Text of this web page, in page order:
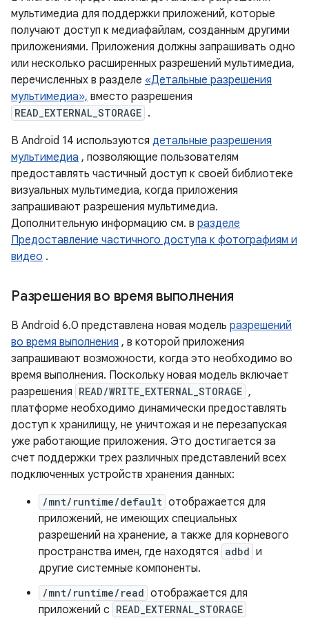
мультимедиа для поддержки приложений, которые
получают доступ к медиафайлам, созданным другими
приложениями. Приложения должны запрашивать одно
или несколько расширенных разрешений мультимедиа,
перечисленных в разделе «Детальные разрешения
мультимедиа», вместо разрешения
READ_EXTERNAL_STORAGE .
В Android 14 используются детальные разрешения
мультимедиа , позволяющие пользователям
предоставлять частичный доступ к своей библиотеке
визуальных мультимедиа, когда приложения
запрашивают разрешения мультимедиа.
Дополнительную информацию см. в разделе
Предоставление частичного доступа к фотографиям и
видео .
Разрешения во время выполнения
В Android 6.0 представлена ​​новая модель разрешений
во время выполнения , в которой приложения
запрашивают возможности, когда это необходимо во
время выполнения. Поскольку новая модель включает
разрешения READ/WRITE_EXTERNAL_STORAGE ,
платформе необходимо динамически предоставлять
доступ к хранилищу, не уничтожая и не перезапуская
уже работающие приложения. Это достигается за
счет поддержки трех различных представлений всех
подключенных устройств хранения данных:
/mnt/runtime/default отображается для
приложений, не имеющих специальных
разрешений на хранение, а также для корневого
пространства имен, где находятся adbd и
другие системные компоненты.
/mnt/runtime/read отображается для
приложений с READ_EXTERNAL_STORAGE